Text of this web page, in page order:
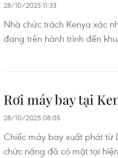
28/10/2025 11:33
Nhà chức trách Kenya xác
đang trên hành trình đến
Rơi máy bay tại
28/10/2025 08:05
Chiếc máy bay xuất phát từ
chức năng đã có mặt tại